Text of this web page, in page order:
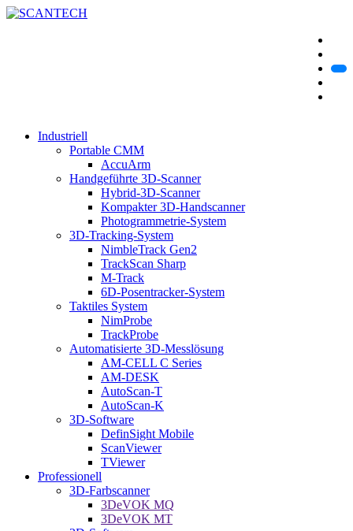
Industriell
Portable CMM
AccuArm
Handgeführte 3D-Scanner
Hybrid-3D-Scanner
Kompakter 3D-Handscanner
Photogrammetrie-System
3D-Tracking-System
NimbleTrack Gen2
TrackScan Sharp
M-Track
6D-Posentracker-System
Taktiles System
NimProbe
TrackProbe
Automatisierte 3D-Messlösung
AM-CELL C Series
AM-DESK
AutoScan-T
AutoScan-K
3D-Software
DefinSight Mobile
ScanViewer
TViewer
Professionell
3D-Farbscanner
3DeVOK MQ
3DeVOK MT